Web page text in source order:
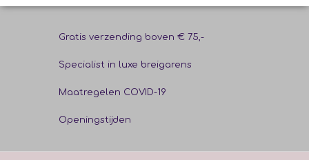
Gratis verzending boven € 75,-
Specialist in luxe breigarens
Maatregelen COVID-19
Openingstijden